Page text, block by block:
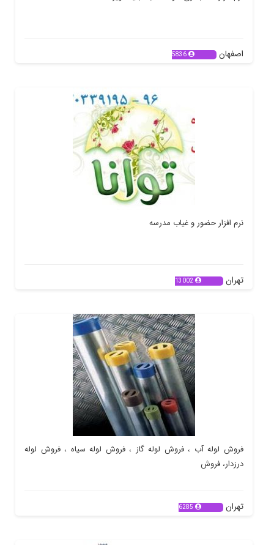
اصفهان 5836
نرم افزار حضور و غیاب مدرسه
تهران 13002
فروش لوله آب ، فروش لوله گاز ، فروش لوله سیاه ، فروش لوله
درزدار، فروش
تهران 6285